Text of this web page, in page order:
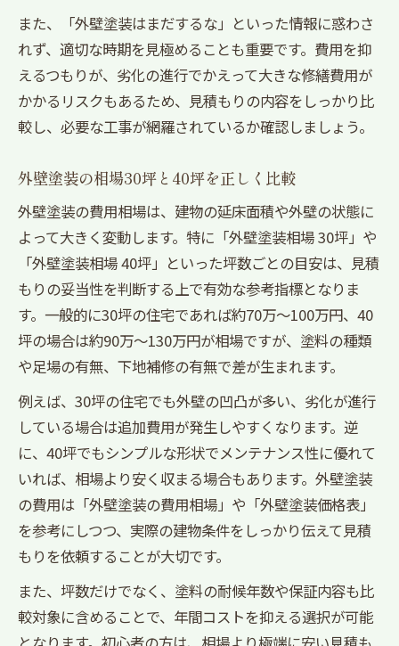
また、「外壁塗装はまだするな」といった情報に惑わさ
れず、適切な時期を見極めることも重要です。費用を抑
えるつもりが、劣化の進行でかえって大きな修繕費用が
かかるリスクもあるため、見積もりの内容をしっかり比
較し、必要な工事が網羅されているか確認しましょう。
外壁塗装の相場30坪と40坪を正しく比較
外壁塗装の費用相場は、建物の延床面積や外壁の状態に
よって大きく変動します。特に「外壁塗装相場 30坪」や
「外壁塗装相場 40坪」といった坪数ごとの目安は、見積
もりの妥当性を判断する上で有効な参考指標となりま
す。一般的に30坪の住宅であれば約70万～100万円、40
坪の場合は約90万～130万円が相場ですが、塗料の種類
や足場の有無、下地補修の有無で差が生まれます。
例えば、30坪の住宅でも外壁の凹凸が多い、劣化が進行
している場合は追加費用が発生しやすくなります。逆
に、40坪でもシンプルな形状でメンテナンス性に優れて
いれば、相場より安く収まる場合もあります。外壁塗装
の費用は「外壁塗装の費用相場」や「外壁塗装価格表」
を参考にしつつ、実際の建物条件をしっかり伝えて見積
もりを依頼することが大切です。
また、坪数だけでなく、塗料の耐候年数や保証内容も比
較対象に含めることで、年間コストを抑える選択が可能